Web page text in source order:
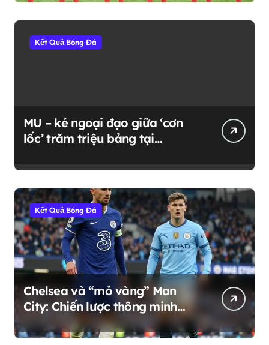
Kết Quả Bóng Đá
MU – kẻ ngoại đạo giữa ‘cơn
lốc’ trăm triệu bảng tại
Kết Quả Bóng Đá
Chelsea và “mỏ vàng” Man
City: Chiến lược thông minh
hay sự phụ thuộc nguy hiểm?